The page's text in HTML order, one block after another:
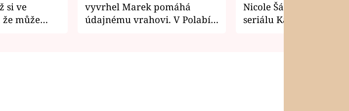
si ve
může
vyvrhel Marek pomáhá
údajnému vrahovi. V Polabí
Nicole Šáchová získala
seriálu Kamarádi